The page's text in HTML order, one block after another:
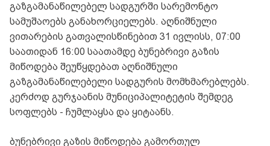
გაზგამანაწილებელ სადგურში სარემონტო
სამუშაოებს განახორციელებს. აღნიშნული
ვითარების გათვალისწინებით 31 ივლისს, 07:00
საათიდან 16:00 საათამდე ბუნებრივი გაზის
მიწოდება შეუწყდებათ აღნიშნული
გაზგამანაწილებელი სადგურის მომხმარებლებს.
კერძოდ გურჯაანის მუნიციპალიტეტის შემდეგ
სოფლებს - ჩუმლაყსა და ყიტაანს.
ბუნებრივი გაზის მიწოდება გამორთულ